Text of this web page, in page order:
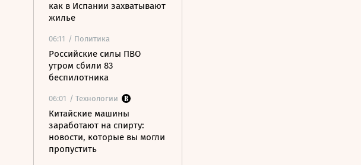
как в Испании захватывают
жилье
06:11 / Политика
Российские силы ПВО
утром сбили 83
беспилотника
06:01 / Технологии
Китайские машины
заработают на спирту:
новости, которые вы могли
пропустить